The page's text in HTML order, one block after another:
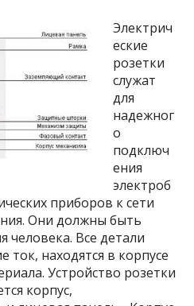
Электрич
еские
розетки
служат
для
надежног
о
подключ
ения
электроб
приборов к сети
Они должны быть
человека. Все детали
находятся в корпусе
Устройство розетки
корпус,